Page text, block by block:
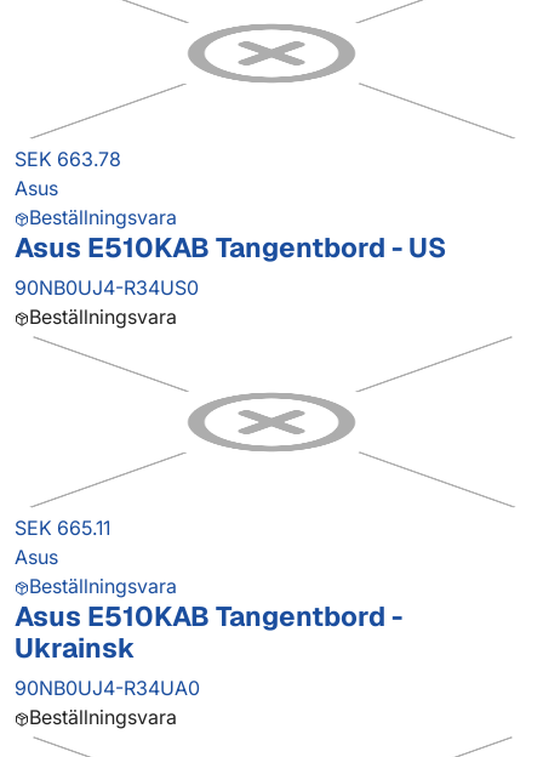
SEK 663.78
Asus
Beställningsvara
Asus E510KAB Tangentbord - US
90NB0UJ4-R34US0
Beställningsvara
SEK 665.11
Asus
Beställningsvara
Asus E510KAB Tangentbord -
Ukrainsk
90NB0UJ4-R34UA0
Beställningsvara